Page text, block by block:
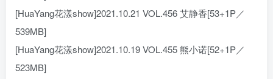
[HuaYang花漾show]2021.10.21 VOL.456 艾静香[53+1P／
539MB]
[HuaYang花漾show]2021.10.19 VOL.455 熊小诺[52+1P／
523MB]